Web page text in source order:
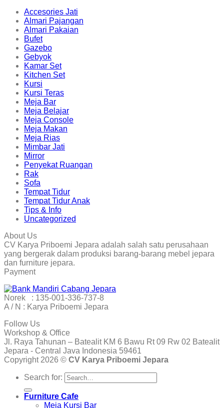
Accesories Jati
Almari Pajangan
Almari Pakaian
Bufet
Gazebo
Gebyok
Kamar Set
Kitchen Set
Kursi
Kursi Teras
Meja Bar
Meja Belajar
Meja Console
Meja Makan
Meja Rias
Mimbar Jati
Mirror
Penyekat Ruangan
Rak
Sofa
Tempat Tidur
Tempat Tidur Anak
Tips & Info
Uncategorized
About Us
CV Karya Priboemi Jepara adalah salah satu perusahaan
yang bergerak dalam produksi barang-barang mebel jepara
dan furniture jepara.
Payment
Norek : 135-001-336-737-8
A / N : Karya Priboemi Jepara
Follow Us
Workshop & Office
Jl. Raya Tahunan – Batealit KM 6 Bawu Rt 09 Rw 02 Batealit
Jepara - Central Java Indonesia 59461
Copyright 2026 © CV Karya Priboemi Jepara
Search for:
Furniture Cafe
Meja Kursi Bar